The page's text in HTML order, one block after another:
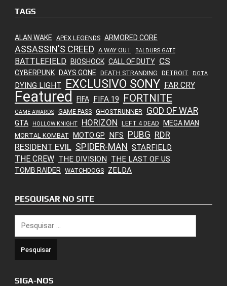
TAGS
ALAN WAKE APEX LEGENDS ARMORED CORE
ASSASSIN'S CREED A WAY OUT BALDURS GATE
BATTLEFIELD BIOSHOCK CALL OF DUTY CS
CYBERPUNK DAYS GONE DEATH STRANDING DETROIT DOTA
DYING LIGHT EXCLUSIVO SONY FAR CRY
Featured FIFA FIFA 19 FORTNITE
GAME AWARDS GAME PASS GHOSTRUNNER GOD OF WAR
GTA HOLLOW KNIGHT HORIZON LEFT 4 DEAD MEGA MAN
MORTAL KOMBAT MOTO GP NFS PUBG RDR
RESIDENT EVIL SPIDER-MAN STARFIELD
THE CREW THE DIVISION THE LAST OF US
TOMB RAIDER WATCHDOGS ZELDA
PESQUISAR NO SITE
por:
SIGA-NOS